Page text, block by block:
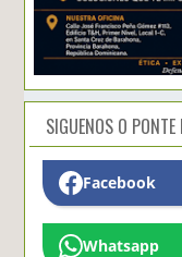
SIGUENOS O
Facebook
Whatsapp